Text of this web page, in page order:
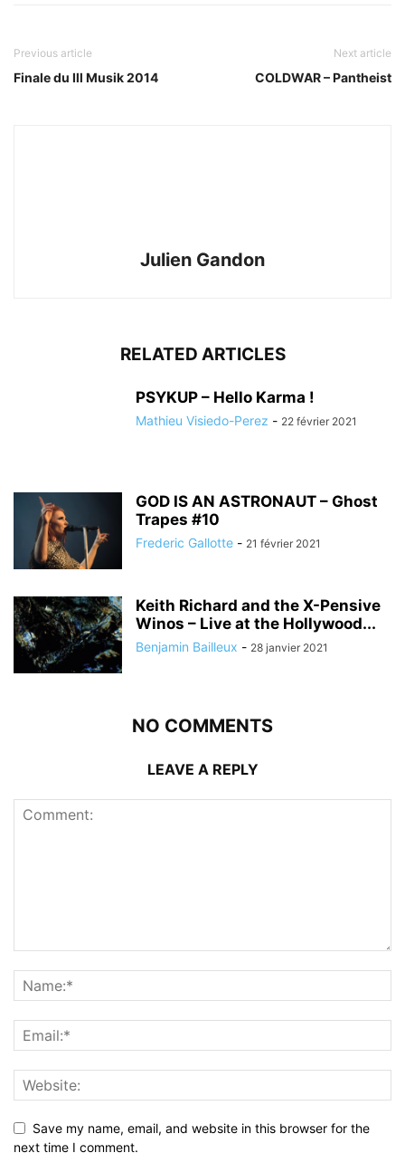
Previous article
Finale du Ill Musik 2014
Next article
COLDWAR – Pantheist
Julien Gandon
RELATED ARTICLES
PSYKUP – Hello Karma !
Mathieu Visiedo-Perez - 22 février 2021
GOD IS AN ASTRONAUT – Ghost
Trapes #10
Frederic Gallotte - 21 février 2021
Keith Richard and the X-Pensive
Winos – Live at the Hollywood...
Benjamin Bailleux - 28 janvier 2021
NO COMMENTS
LEAVE A REPLY
Save my name, email, and website in this browser for the
next time I comment.